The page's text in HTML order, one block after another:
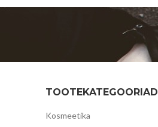
TOOTEKATEGOORIAD
Kosmeetika